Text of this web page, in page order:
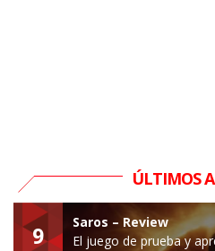
ÚLTIMOS
9
Saros – Review
El juego de prueba y